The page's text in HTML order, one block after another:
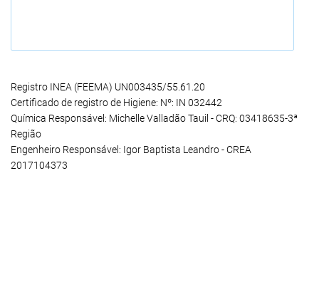
Registro INEA (FEEMA) UN003435/55.61.20
Certificado de registro de Higiene: Nº: IN 032442
Química Responsável: Michelle Valladão Tauil - CRQ: 03418635-3ª
Região
Engenheiro Responsável: Igor Baptista Leandro - CREA
2017104373